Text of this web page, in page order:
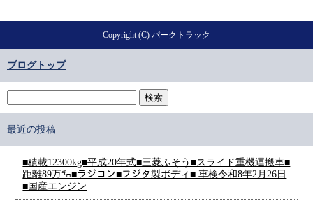
Copyright (C) パークトラック
ブログトップ
最近の投稿
■積載12300kg■平成20年式■三菱ふそう■スライド重機運搬車■
距離89万㌔■ラジコン■フジタ製ボディ■ 車検令和8年2月26日
■国産エンジン